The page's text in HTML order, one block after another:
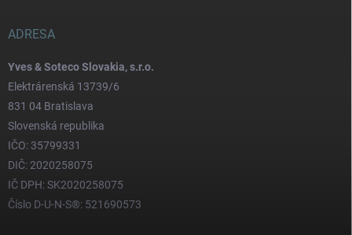
ADRESA
Yves & Soteco Slovakia, s.r.o.
Elektrárenská 13739/6
831 04 Bratislava
Slovenská republika
IČO: 35799331
DIČ: 2020258075
IČ DPH: SK2020258075
Číslo D-U-N-S®: 521690573